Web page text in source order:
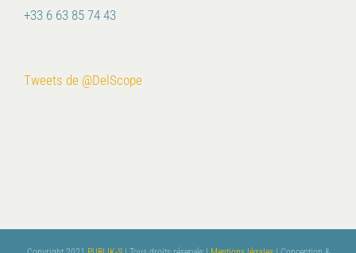
+33 6 63 85 74 43
Tweets de @DelScope